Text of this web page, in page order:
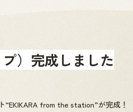
）完成しました
from the station”が完成！